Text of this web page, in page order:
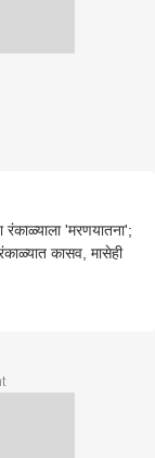
'मरणयातना';
कासव, मासेही